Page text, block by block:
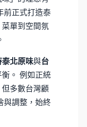
前正式打造泰
單到空間氛
泰北原味與台
。 例如正統
多數台灣顧
與調整，始終